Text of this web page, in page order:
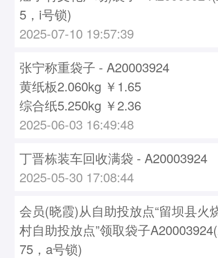
5，i号锁)
2025-07-10 19:57:39
张宁称重袋子 - A20003924
黄纸板2.060kg ￥1.65
综合纸5.250kg ￥2.36
2025-06-03 16:49:48
丁晋栋装车回收满袋 - A20003924
2025-05-30 17:08:44
会员(晓霞)从自助投放点“留坝县火
村自助投放点”领取袋子
75，a号锁)